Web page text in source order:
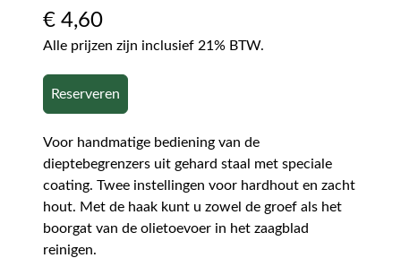
€ 4,60
Alle prijzen zijn inclusief 21% BTW.
Reserveren
Voor handmatige bediening van de
dieptebegrenzers uit gehard staal met speciale
coating. Twee instellingen voor hardhout en zacht
hout. Met de haak kunt u zowel de groef als het
boorgat van de olietoevoer in het zaagblad
reinigen.